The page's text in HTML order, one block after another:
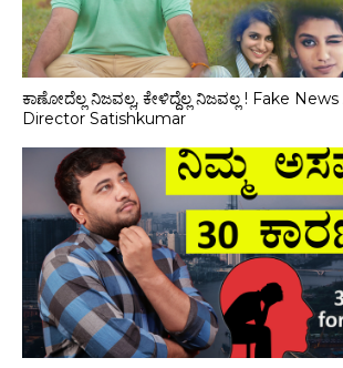
ಕಾಣೋದೆಲ್ಲ ನಿಜವಲ್ಲ, ಕೇಳಿದ್ದೆಲ್ಲ ನಿಜವಲ್ಲ ! Fake
Director Satishkumar